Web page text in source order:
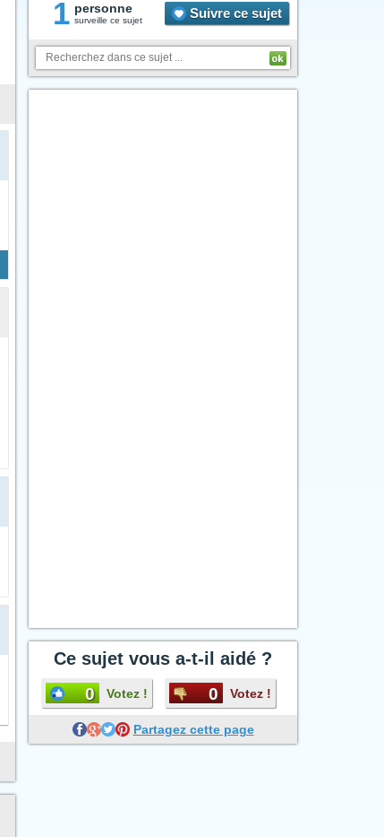
1 personne
surveille ce sujet Suivre ce sujet
Ce sujet vous a-t-il aidé ?
0 Votez ! 0 Votez !
Partagez cette page